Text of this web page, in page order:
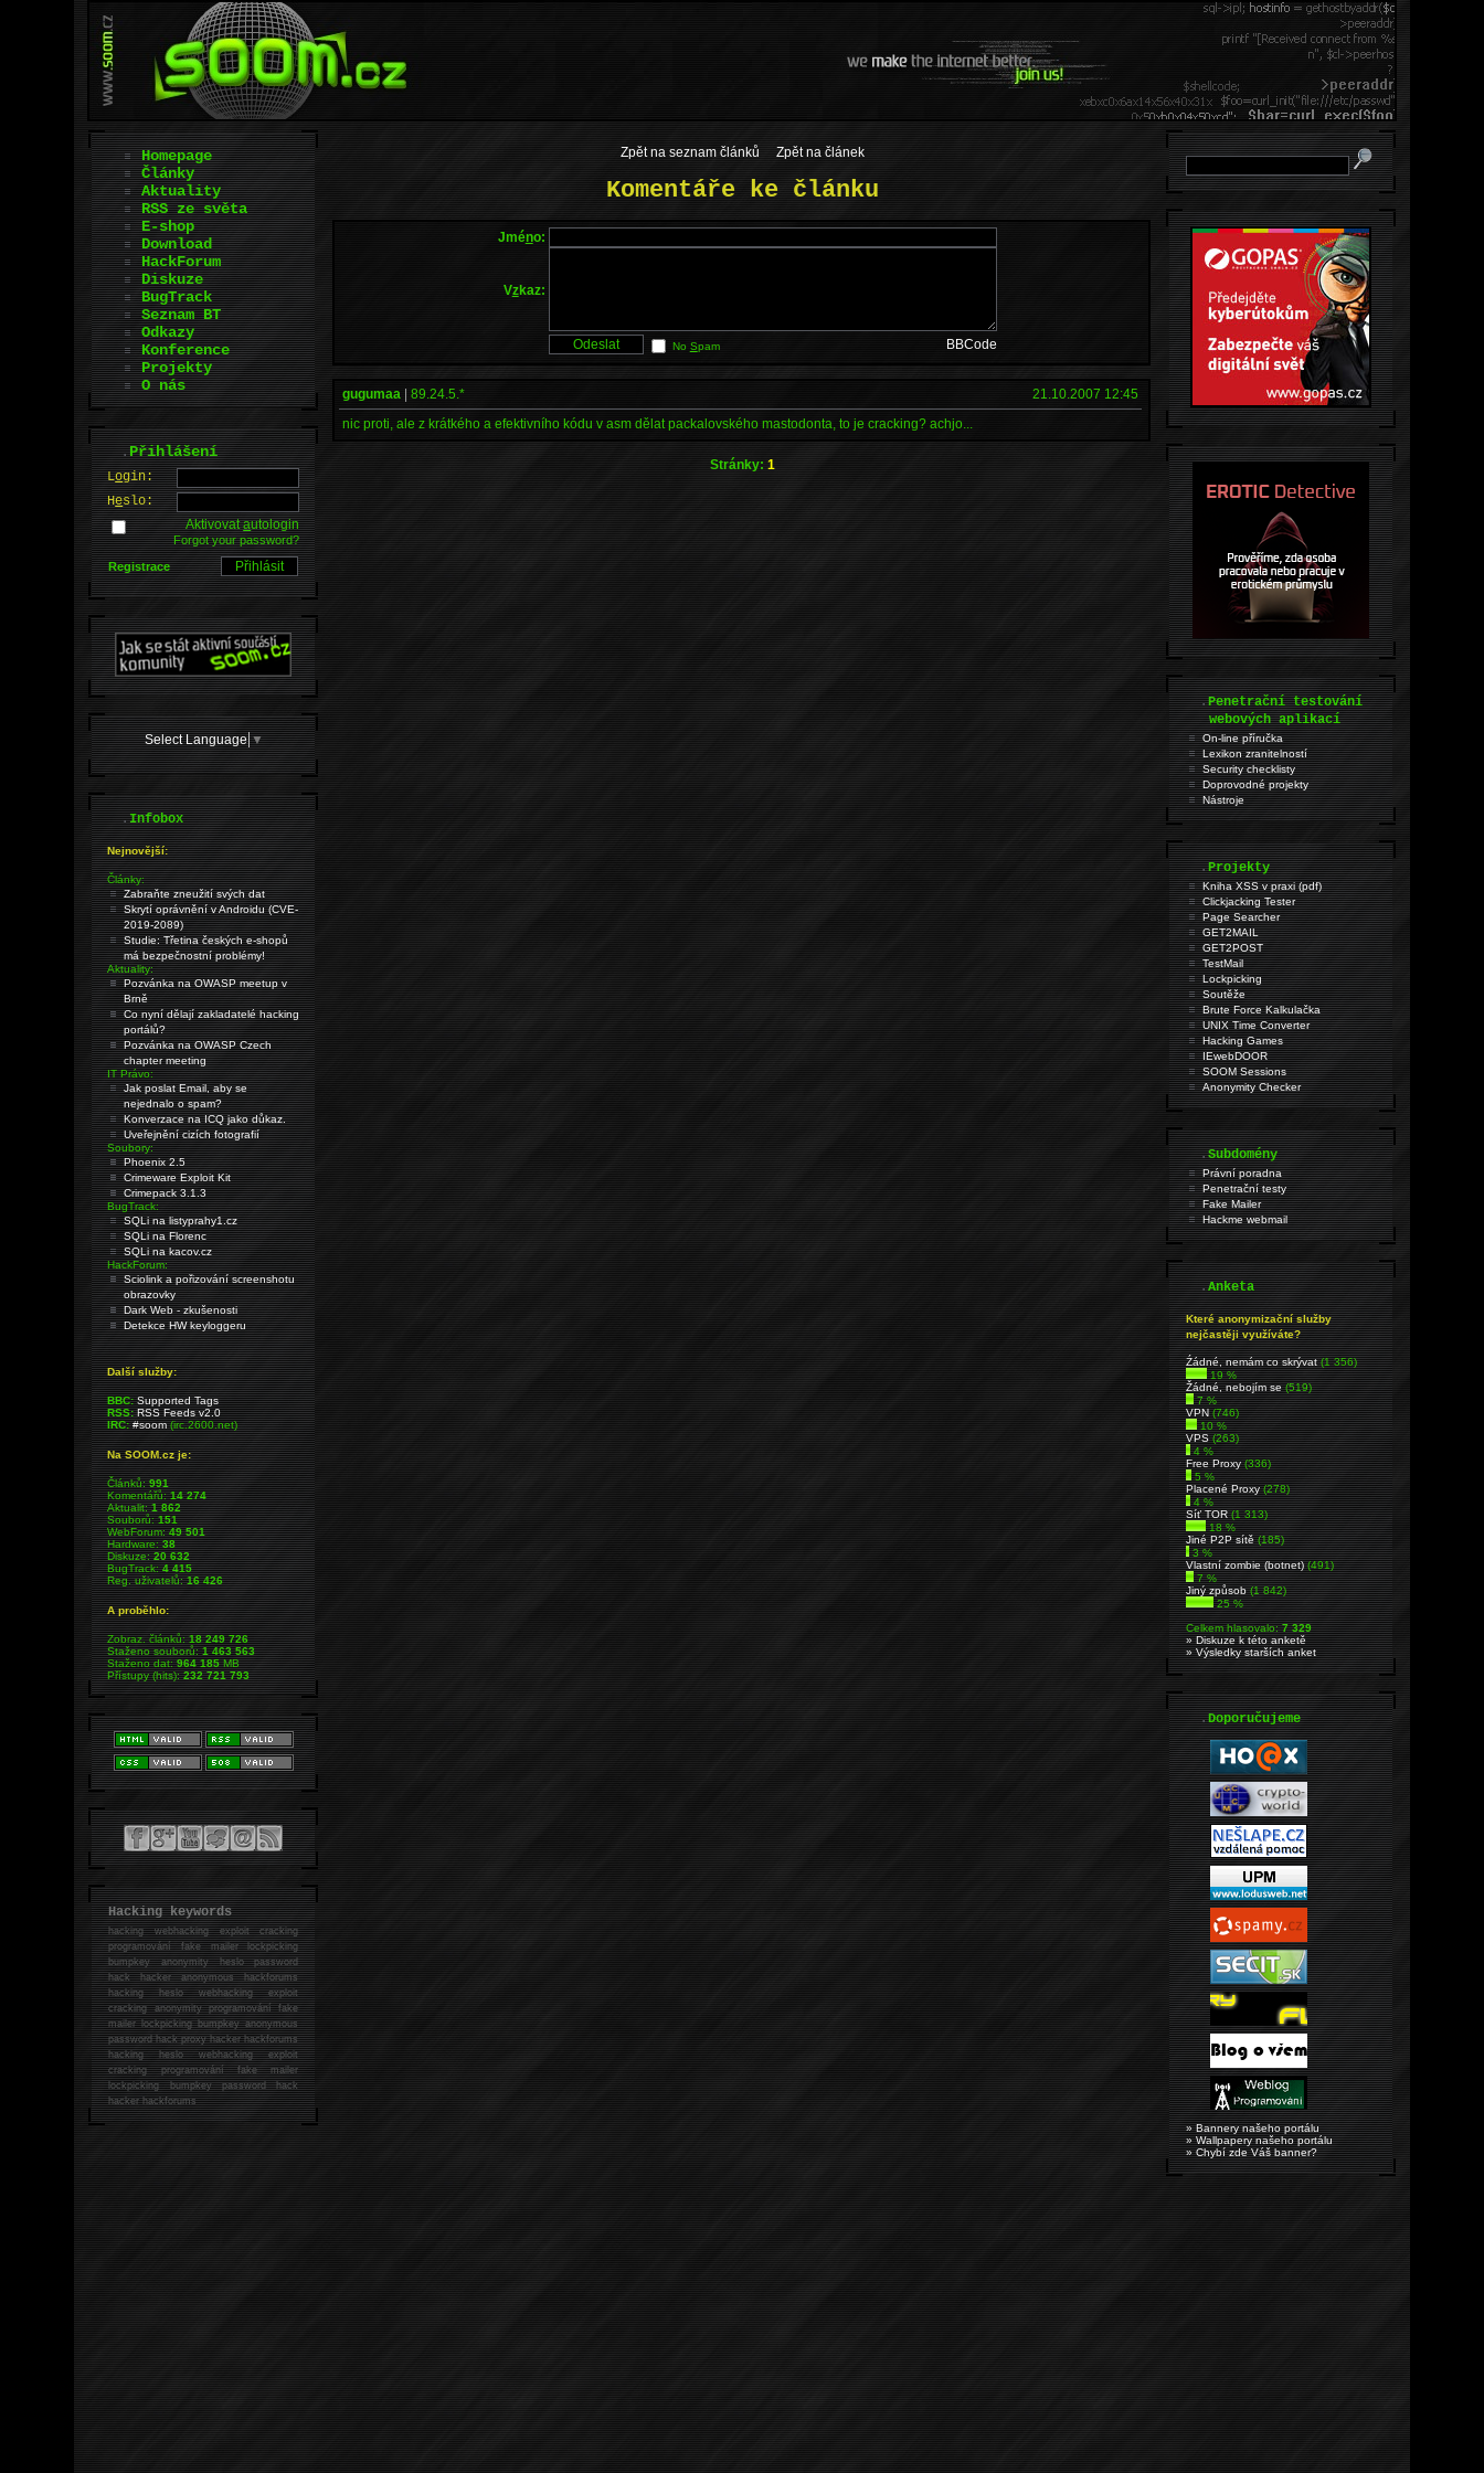
Zpět na seznam článků Zpět na článek
Komentáře ke článku
Jméno:
Vzkaz:
No Spam BBCode
gugumaa |89.24.5.*
21.10.2007 12:45
nic proti, ale z krátkého a efektivního kódu v asm dělat packalovského mastodonta, to je cracking? achjo...
Stránky: 1
Homepage
Články
Aktuality
RSS ze světa
E-shop
Download
HackForum
Diskuze
BugTrack
Seznam BT
Odkazy
Konference
Projekty
O nás
.Přihlášení
Login:
Heslo:
Aktivovatautologin
Forgot your password?
Registrace
Select Language ▼
.Infobox
Nejnovější:
Články:
Zabraňte zneužití svých dat
Skrytí oprávnění v Androidu (CVE-
2019-2089)
Studie: Třetina českých e-shopů
má bezpečnostní problémy!
Aktuality:
Pozvánka na OWASP meetup v
Brně
Co nyní dělají zakladatelé hacking
portálů?
Pozvánka na OWASP Czech
chapter meeting
IT Právo:
Jak poslat Email, aby se
nejednalo o spam?
Konverzace na ICQ jako důkaz.
Uveřejnění cizích fotografií
Soubory:
Phoenix 2.5
Crimeware Exploit Kit
Crimepack 3.1.3
BugTrack:
SQLi na listyprahy1.cz
SQLi na Florenc
SQLi na kacov.cz
HackForum:
Sciolink a pořizování screenshotu
obrazovky
Dark Web - zkušenosti
Detekce HW keyloggeru
Další služby:
BBC: Supported Tags
RSS: RSS Feeds v2.0
IRC: #soom(irc.2600.net)
Na SOOM.cz je:
Článků:991
Komentářů:14 274
Aktualit:1 862
Souborů:151
WebForum:49 501
Hardware:38
Diskuze:20 632
BugTrack:4 415
Reg. uživatelů:16 426
A proběhlo:
Zobraz. článků:18 249 726
Staženo souborů:1 463 563
Staženo dat:964 185MB
Přístupy (hits):232 721 793
Hacking keywords
hackingwebhacking exploit cracking
programování fake mailer lockpicking
bumpkey anonymity heslo password
hackhacker anonymous hackforums
hackingheslo webhacking exploit
cracking anonymity programování fake
mailer lockpicking bumpkey anonymous
password hack proxy hacker hackforums
hacking heslo webhacking exploit
cracking programování fake mailer
lockpicking bumpkey password hack
hackerhackforums
.Penetrační testování
webových aplikací
On-line příručka
Lexikon zranitelností
Security checklisty
Doprovodné projekty
Nástroje
.Projekty
Kniha XSS v praxi (pdf)
Clickjacking Tester
Page Searcher
GET2MAIL
GET2POST
TestMail
Lockpicking
Soutěže
Brute Force Kalkulačka
UNIX Time Converter
Hacking Games
IEwebDOOR
SOOM Sessions
Anonymity Checker
.Subdomény
Právní poradna
Penetrační testy
Fake Mailer
Hackme webmail
.Anketa
Které anonymizační služby
nejčastěji využíváte?
Źádné, nemám co skrývat(1 356)
19 %
Žádné, nebojím se(519)
7 %
VPN(746)
10 %
VPS(263)
4 %
Free Proxy(336)
5 %
Placené Proxy(278)
4 %
Síť TOR(1 313)
18 %
Jiné P2P sítě(185)
3 %
Vlastní zombie (botnet)(491)
7 %
Jiný způsob(1 842)
25 %
Celkem hlasovalo:7 329
» Diskuze k této anketě
» Výsledky starších anket
.Doporučujeme
» Bannery našeho portálu
» Wallpapery našeho portálu
» Chybí zde Váš banner?